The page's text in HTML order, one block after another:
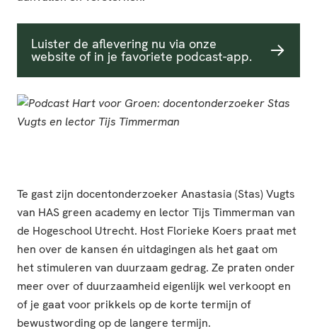
Luister de aflevering nu via onze
website of in je favoriete podcast-app.
Te gast zijn docentonderzoeker Anastasia (Stas) Vugts
van HAS green academy en lector Tijs Timmerman van
de Hogeschool Utrecht. Host Florieke Koers praat met
hen over de kansen én uitdagingen als het gaat om
hetstimuleren van duurzaam gedrag. Ze praten onder
meer over of duurzaamheid eigenlijk wel verkoopt en
of je gaat voor prikkels op de korte termijn of
bewustwording op de langere termijn.